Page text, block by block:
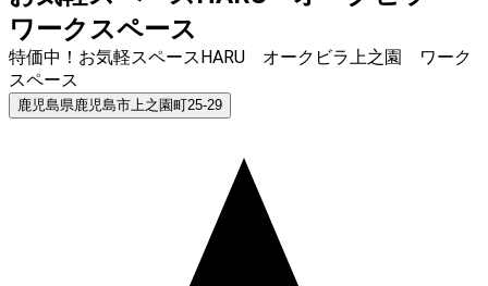
ワークスペース
特価中！お気軽スペースHARU オークビラ上之園 ワーク
スペース
鹿児島県鹿児島市上之園町25-29